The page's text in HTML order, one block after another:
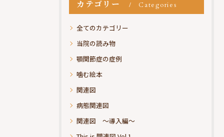
カテゴリー Categories
全てのカテゴリー
当院の読み物
顎関節症の症例
噛む絵本
関連図
病態関連図
関連図 ～導入編～